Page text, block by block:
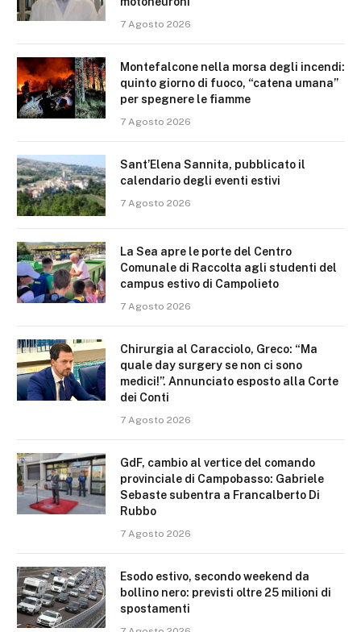
7 Agosto 2026
Montefalcone nella morsa degli incendi:
quinto giorno di fuoco, “catena umana”
per spegnere le fiamme
7 Agosto 2026
Sant’Elena Sannita, pubblicato il
calendario degli eventi estivi
7 Agosto 2026
La Sea apre le porte del Centro
Comunale di Raccolta agli studenti del
campus estivo di Campolieto
7 Agosto 2026
Chirurgia al Caracciolo, Greco: “Ma
quale day surgery se non ci sono
medici!”. Annunciato esposto alla Corte
dei Conti
7 Agosto 2026
GdF, cambio al vertice del comando
provinciale di Campobasso: Gabriele
Sebaste subentra a Francalberto Di
Rubbo
7 Agosto 2026
Esodo estivo, secondo weekend da
bollino nero: previsti oltre 25 milioni di
spostamenti